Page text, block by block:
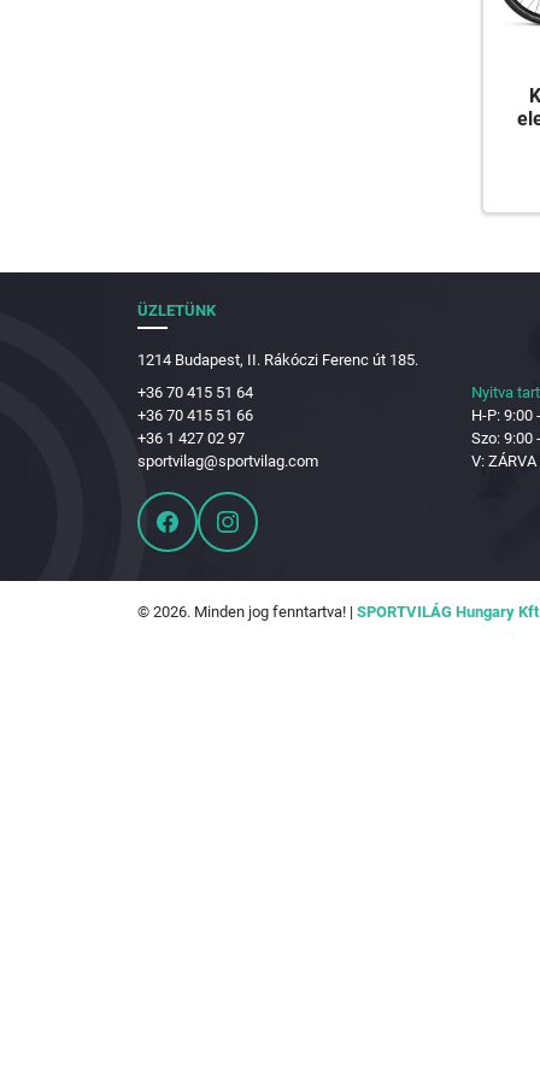
ÜZLETÜNK
1214 Budapest, II. Rákóczi Ferenc út 185.
+36 70 415 51 64
+36 70 415 51 66
+36 1 427 02 97
sportvilag@sportvilag.com
Nyitva
H-P: 9:00
Szo: 9:00
V: ZÁRVA
© 2026. Minden jog fenntartva! | SPORTVILÁG Hungary